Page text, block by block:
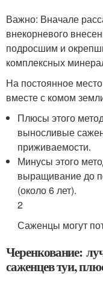
Важно: Вначале
внекорневого
подросшим и
комплексных
На постоянное
вместе с комом
Плюсы этого
выносливые
приживаемости.
Минусы этого
выращивание до
(около 6 лет).
2
Саженцы могут
Черенкование:
саженцев туи,